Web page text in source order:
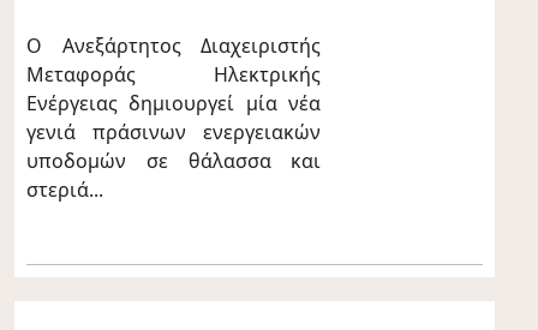
Ο Ανεξάρτητος Διαχειριστής
Μεταφοράς Ηλεκτρικής
Ενέργειας δημιουργεί μία νέα
γενιά πράσινων ενεργειακών
υποδομών σε θάλασσα και
στεριά...